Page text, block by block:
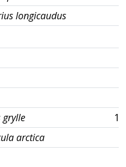
longicaudus
grylle
arctica